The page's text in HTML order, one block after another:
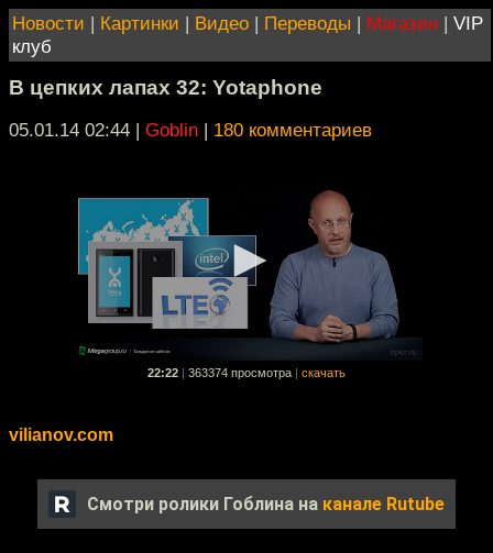
Новости | Картинки | Видео | Переводы | Магазин | VIP
клуб
В цепких лапах 32: Yotaphone
05.01.14 02:44 | Goblin | 180 комментариев
22:22 363374 просмотра скачать
vilianov.com
Смотри ролики Гоблина на канале Rutube